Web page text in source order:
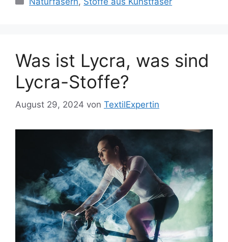
Was ist Lycra, was sind
Lycra-Stoffe?
August 29, 2024 von TextilExpertin